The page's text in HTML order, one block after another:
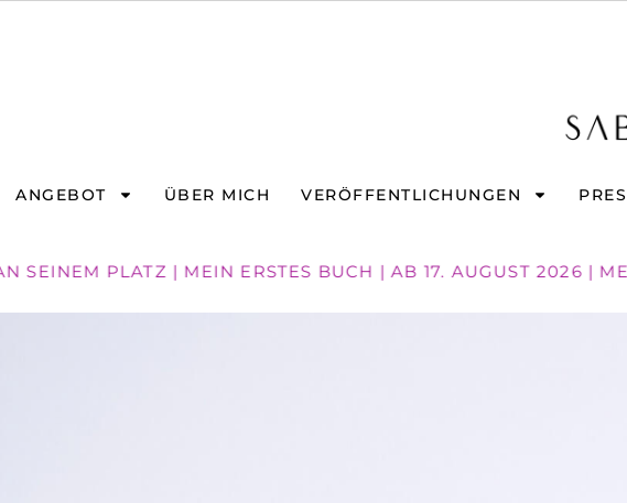
ANGEBOT ÜBER MICH VERÖFFENTLICHUNGEN
SEINEM PLATZ | MEIN ERSTES BUCH | AB 17. AUGUST 2026 |